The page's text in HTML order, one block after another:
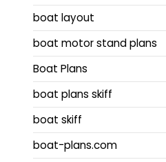
boat layout
boat motor stand plans
Boat Plans
boat plans skiff
boat skiff
boat-plans.com